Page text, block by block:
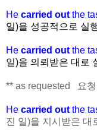
He carried out the
일)을 성공적으로 실
He carried out the
일)을 의뢰받은 대로
** as requested 요청
He carried out the
진 일)을 지시받은 대